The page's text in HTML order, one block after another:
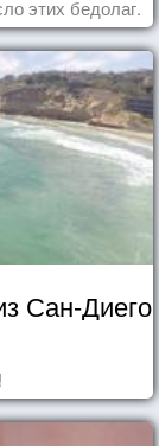
этих бедолаг.
Сан-Диего